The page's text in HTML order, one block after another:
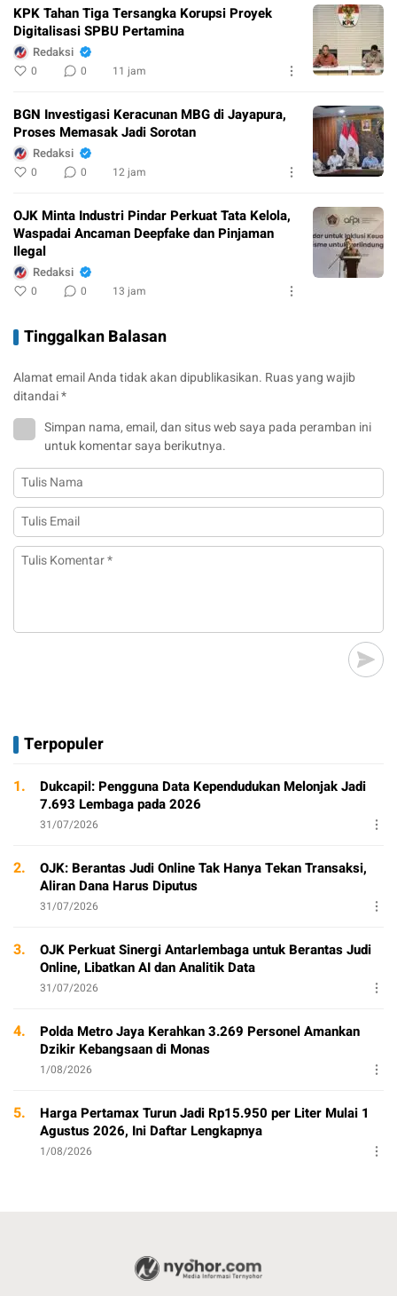
KPK Tahan Tiga Tersangka Korupsi Proyek
Digitalisasi SPBU Pertamina
Redaksi
0 0 11 jam
BGN Investigasi Keracunan MBG di Jayapura,
Proses Memasak Jadi Sorotan
Redaksi
0 0 12 jam
OJK Minta Industri Pindar Perkuat Tata Kelola,
Waspadai Ancaman Deepfake dan Pinjaman
Ilegal
Redaksi
0 0 13 jam
Tinggalkan Balasan
Alamat email Anda tidak akan dipublikasikan. Ruas yang wajib
ditandai*
Simpan nama, email, dan situs web saya pada peramban ini
untuk komentar saya berikutnya.
Terpopuler
1.
Dukcapil: Pengguna Data Kependudukan Melonjak Jadi
7.693 Lembaga pada 2026
31/07/2026
2.
OJK: Berantas Judi Online Tak Hanya Tekan Transaksi,
Aliran Dana Harus Diputus
31/07/2026
3.
OJK Perkuat Sinergi Antarlembaga untuk Berantas Judi
Online, Libatkan AI dan Analitik Data
31/07/2026
4.
Polda Metro Jaya Kerahkan 3.269 Personel Amankan
Dzikir Kebangsaan di Monas
1/08/2026
5.
Harga Pertamax Turun Jadi Rp15.950 per Liter Mulai 1
Agustus 2026, Ini Daftar Lengkapnya
1/08/2026